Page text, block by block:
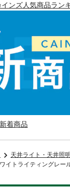
インズ人気商品ラン
着商品
天井ライト・天井照明
イトライティングレー